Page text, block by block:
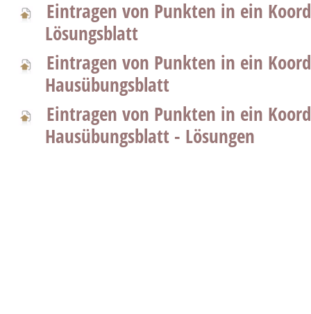
Eintragen von Punkten in ein
Lösungsblatt
Eintragen von Punkten in ein
Hausübungsblatt
Eintragen von Punkten in ein
Hausübungsblatt - Lösungen